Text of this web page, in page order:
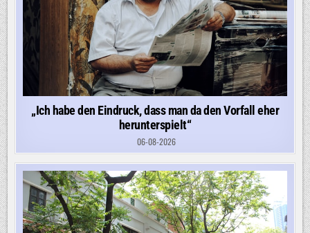
„Ich habe den Eindruck, dass man da den Vorfall eher
herunterspielt“
06-08-2026